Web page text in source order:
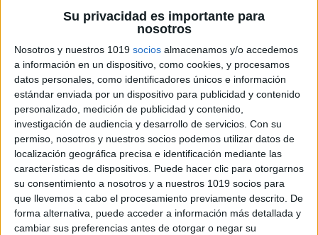
Su privacidad es importante para
nosotros
Nosotros y nuestros 1019 socios almacenamos y/o accedemos
a información en un dispositivo, como cookies, y procesamos
datos personales, como identificadores únicos e información
estándar enviada por un dispositivo para publicidad y contenido
personalizado, medición de publicidad y contenido,
investigación de audiencia y desarrollo de servicios. Con su
permiso, nosotros y nuestros socios podemos utilizar datos de
localización geográfica precisa e identificación mediante las
características de dispositivos. Puede hacer clic para otorgarnos
su consentimiento a nosotros y a nuestros 1019 socios para
que llevemos a cabo el procesamiento previamente descrito. De
forma alternativa, puede acceder a información más detallada y
cambiar sus preferencias antes de otorgar o negar su
ORGANIZADOR GRAFICO VIERNES 5-4-3-
2-1 EVALÚA TU SEMANA
Publicado el 22 septiembre, 2019
Os presentamos este sencillo organizador gráficos
para que nuestros alumnos/as se autoevaluen la
semana de una forma sencilla y entretenida en este
documento nuestros estudiantes deben de contestar a
una […]